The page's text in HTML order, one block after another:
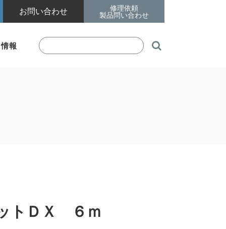
お問い合わせ
修理依頼
製品問い合わせ
報 
トＤＸ ６ｍ